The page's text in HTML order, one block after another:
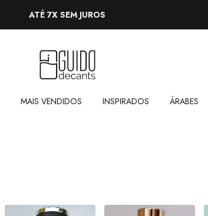
ATÉ 7X SEM JUROS
MAIS VENDIDOS INSPIRADOS ÁRABES